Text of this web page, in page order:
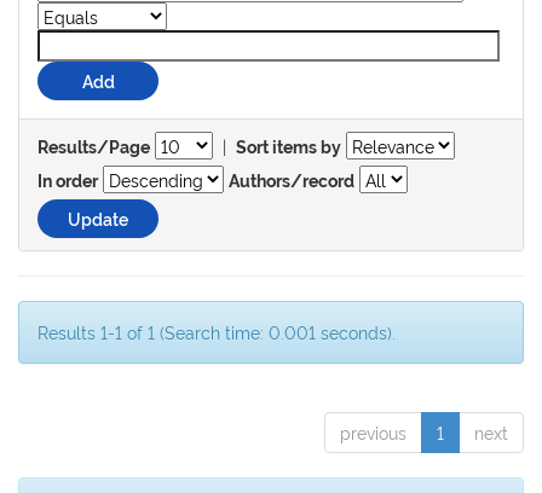
Results/Page | Sort items by
In order
Authors/record
Results 1-1 of 1 (Search time: 0.001 seconds).
previous 1 next